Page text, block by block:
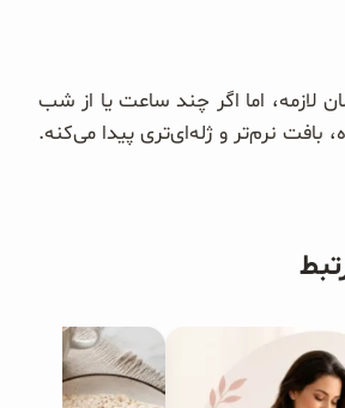
زمان لازمه، اما اگر چند ساعت یا از شب
نرم‌تر و ژله‌ای‌تری پیدا می‌کنه.